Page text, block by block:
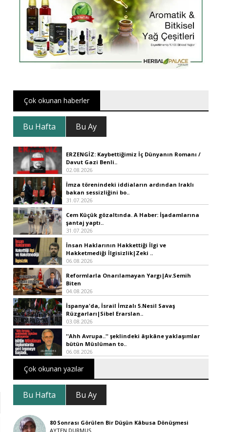
Çok okunan haberler
Bu Hafta Bu Ay
ERZENGİZ: Kaybettiğimiz İç Dünyanın Romanı /
Davut Gazi Benli..
02.08.2026
İmza törenindeki iddiaların ardından Iraklı
bakan sessizliğini bo..
31.07.2026
Cem Küçük gözaltında. A Haber: İşadamlarına
şantaj yaptı..
31.07.2026
İnsan Haklarının Hakkettiği İlgi ve
Hakketmediği İlgisizlik|Zeki ..
06.08.2026
Reformlarla Onarılamayan Yargı|Av.Semih
Biten
04.08.2026
İspanya'da, İsrail İmzalı 5.Nesil Savaş
Rüzgarları|Sibel Erarslan..
03.08.2026
''Ahh Avrupa..'' şeklindeki âşıkâne yaklaşımlar
bütün Müslüman to..
06.08.2026
Çok okunan yazılar
Bu Hafta Bu Ay
80 Sonrası Görülen Bir Düşün Kâbusa Dönüşmesi
AYTEN DURMUŞ